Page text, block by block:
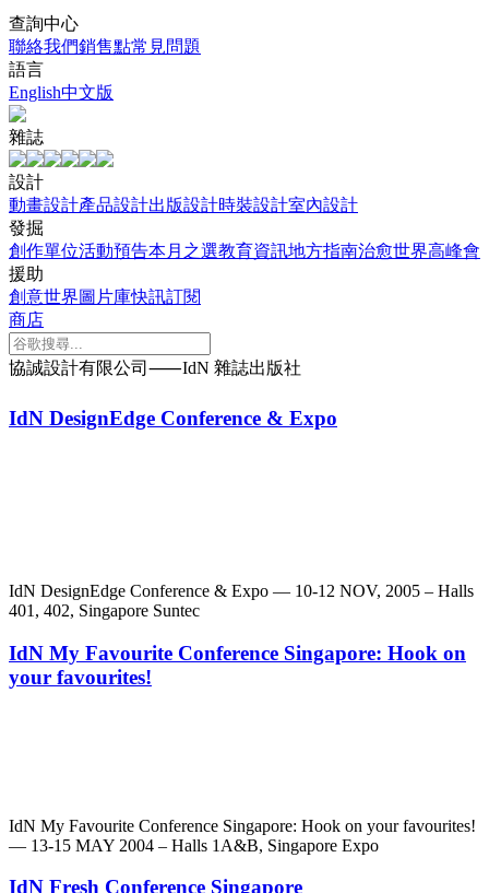
查詢中心
聯絡我們銷售點常見問題
語言
English中文版
雜誌
設計
動畫設計產品設計出版設計時裝設計室內設計
發掘
創作單位活動預告本月之選教育資訊地方指南治愈世界高峰會
援助
創意世界圖片庫快訊訂閱
商店
協誠設計有限公司⸺IdN 雜誌出版社
IdN DesignEdge Conference & Expo
IdN DesignEdge Conference & Expo — 10-12 NOV, 2005 – Halls
401, 402, Singapore Suntec
IdN My Favourite Conference Singapore: Hook on
your favourites!
IdN My Favourite Conference Singapore: Hook on your favourites!
— 13-15 MAY 2004 – Halls 1A&B, Singapore Expo
IdN Fresh Conference Singapore